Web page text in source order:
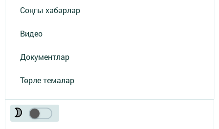
Соңгы хәбәрләр
Видео
Документлар
Төрле темалар